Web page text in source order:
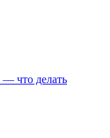
— что делать